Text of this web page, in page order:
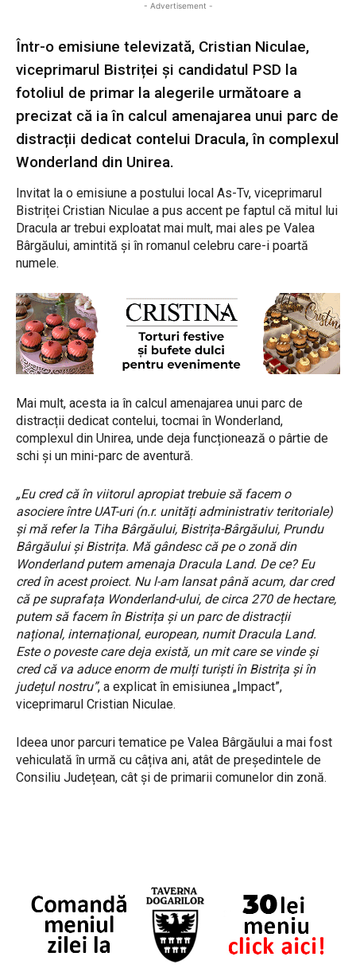
- Advertisement -
Într-o emisiune televizată, Cristian Niculae,
viceprimarul Bistriței și candidatul PSD la
fotoliul de primar la alegerile următoare a
precizat că ia în calcul amenajarea unui parc de
distracții dedicat contelui Dracula, în complexul
Wonderland din Unirea.
Invitat la o emisiune a postului local As-Tv, viceprimarul
Bistriței Cristian Niculae a pus accent pe faptul că mitul lui
Dracula ar trebui exploatat mai mult, mai ales pe Valea
Bârgăului, amintită și în romanul celebru care-i poartă
numele.
Mai mult, acesta ia în calcul amenajarea unui parc de
distracții dedicat contelui, tocmai în Wonderland,
complexul din Unirea, unde deja funcționează o pârtie de
schi și un mini-parc de aventură.
„Eu cred că în viitorul apropiat trebuie să facem o
asociere între UAT-uri (n.r. unități administrativ teritoriale)
și mă refer la Tiha Bârgăului, Bistrița-Bârgăului, Prundu
Bârgăului și Bistrița. Mă gândesc că pe o zonă din
Wonderland putem amenaja Dracula Land. De ce? Eu
cred în acest proiect. Nu l-am lansat până acum, dar cred
că pe suprafața Wonderland-ului, de circa 270 de hectare,
putem să facem în Bistrița și un parc de distracții
național, internațional, european, numit Dracula Land.
Este o poveste care deja există, un mit care se vinde și
cred că va aduce enorm de mulți turiști în Bistrița și în
județul nostru”, a explicat în emisiunea „Impact”,
viceprimarul Cristian Niculae.
Ideea unor parcuri tematice pe Valea Bârgăului a mai fost
vehiculată în urmă cu câțiva ani, atât de președintele de
Consiliu Județean, cât și de primarii comunelor din zonă.